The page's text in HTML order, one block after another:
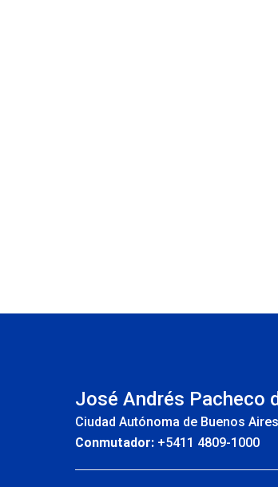
José Andrés Pacheco
Ciudad Autónoma de Buenos Aires
Conmutador: +5411 4809-1000